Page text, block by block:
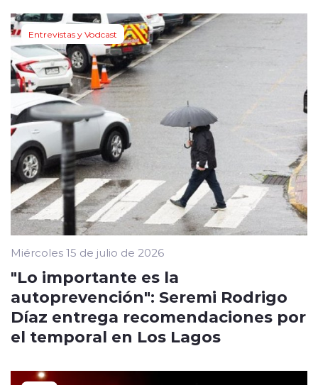
Entrevistas y Vodcast
Miércoles 15 de julio de 2026
"Lo importante es la
autoprevención": Seremi Rodrigo
Díaz entrega recomendaciones por
el temporal en Los Lagos